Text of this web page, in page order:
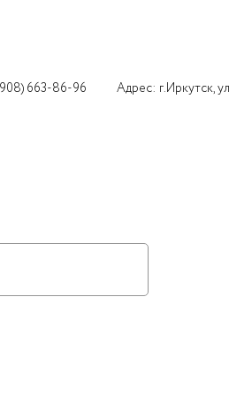
663-86-96 Адрес: г.Иркутск,